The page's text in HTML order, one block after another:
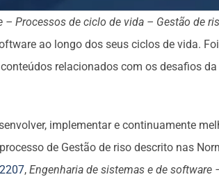
Processos de ciclo de vida – Gestão de
ao longo dos seus ciclos de vida.
relacionados com os desafios
implementar e continuamente
de Gestão de riso descrito nas
, Engenharia de sistemas e de software